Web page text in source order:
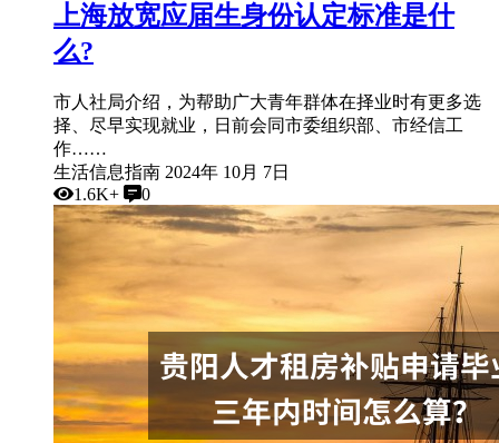
上海放宽应届生身份认定标准是什
么?
市人社局介绍，为帮助广大青年群体在择业时有更多选
择、尽早实现就业，日前会同市委组织部、市经信工
作……
生活信息指南 2024年 10月 7日
1.6K+
0